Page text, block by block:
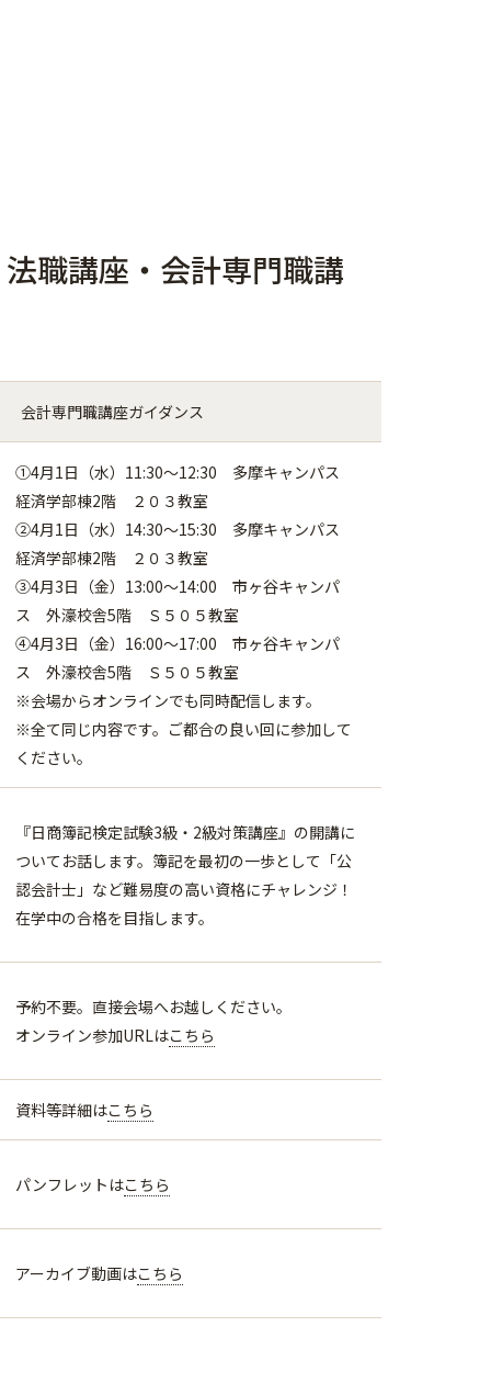
職講座・会計専門職講
会計専門職講座ガイダンス
①4月1日（水）11:30～12:30 多摩キャンパス
経済学部棟2階 ２０３教室
②4月1日（水）14:30～15:30 多摩キャンパス
経済学部棟2階 ２０３教室
③4月3日（金）13:00～14:00 市ヶ谷キャンパ
ス 外濠校舎5階 Ｓ５０５教室
④4月3日（金）16:00～17:00 市ヶ谷キャンパ
ス 外濠校舎5階 Ｓ５０５教室
※会場からオンラインでも同時配信します。
※全て同じ内容です。ご都合の良い回に参加して
ください。
『日商簿記検定試験3級・2級対策講座』の開講に
ついてお話します。簿記を最初の一歩として「公
認会計士」など難易度の高い資格にチャレンジ！
在学中の合格を目指します。
予約不要。直接会場へお越しください。
オンライン参加URLはこちら
資料等詳細はこちら
パンフレットはこちら
アーカイブ動画はこちら